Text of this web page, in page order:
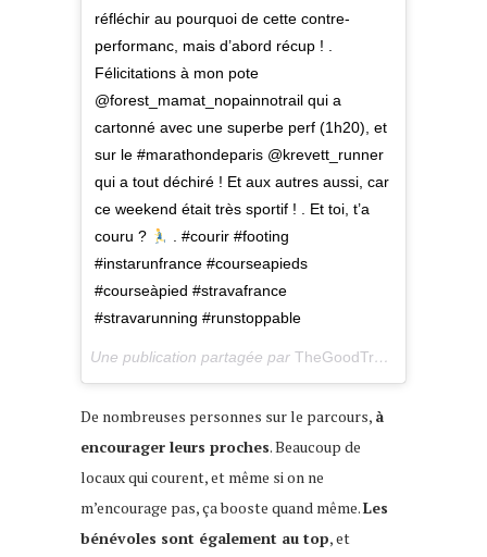
réfléchir au pourquoi de cette contre-
performanc, mais d’abord récup ! .
Félicitations à mon pote
@forest_mamat_nopainnotrail qui a
cartonné avec une superbe perf (1h20), et
sur le #marathondeparis @krevett_runner
qui a tout déchiré ! Et aux autres aussi, car
ce weekend était très sportif ! . Et toi, t’a
couru ?
. #courir #footing
#instarunfrance #courseapieds
#courseàpied #stravafrance
#stravarunning #runstoppable
Une publication partagée par TheGoodTroll
De nombreuses personnes sur le parcours, à
encourager leurs proches. Beaucoup de
locaux qui courent, et même si on ne
m’encourage pas, ça booste quand même.Les
bénévoles sont également au top, et